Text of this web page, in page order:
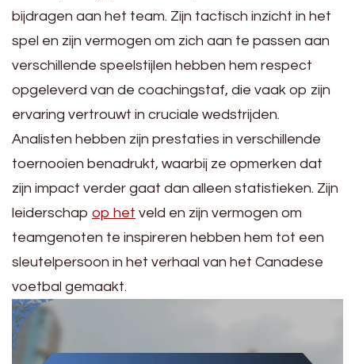
bijdragen aan het team. Zijn tactisch inzicht in het
spel en zijn vermogen om zich aan te passen aan
verschillende speelstijlen hebben hem respect
opgeleverd van de coachingstaf, die vaak op zijn
ervaring vertrouwt in cruciale wedstrijden.
Analisten hebben zijn prestaties in verschillende
toernooien benadrukt, waarbij ze opmerken dat
zijn impact verder gaat dan alleen statistieken. Zijn
leiderschap op het veld en zijn vermogen om
teamgenoten te inspireren hebben hem tot een
sleutelpersoon in het verhaal van het Canadese
voetbal gemaakt.